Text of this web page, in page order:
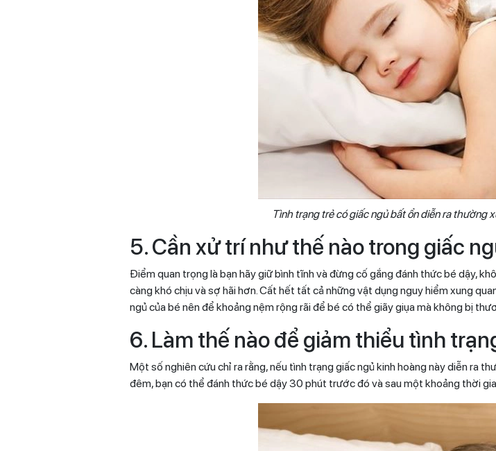
Tình trạng trẻ có giấc ngủ bất ổn diễn ra thường
5. Cần xử trí như thế nào trong giấc
Điểm quan trọng là bạn hãy giữ bình tĩnh và đừng cố gắng đánh thức bé dậy,
càng khó chịu và sợ hãi hơn. Cất hết tất cả những vật dụng nguy hiểm xung
ngủ của bé nên để khoảng nệm rộng rãi để bé có thể giãy giụa mà không bị
6. Làm thế nào để giảm thiểu tình
Một số nghiên cứu chỉ ra rằng, nếu tình trạng giấc ngủ kinh hoàng này diễn ra
đêm, bạn có thể đánh thức bé dậy 30 phút trước đó và sau một khoảng thời